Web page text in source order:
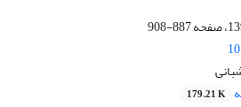
887-908
179.21 K